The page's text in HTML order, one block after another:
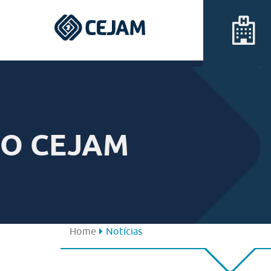
O CEJAM
Home Notícias